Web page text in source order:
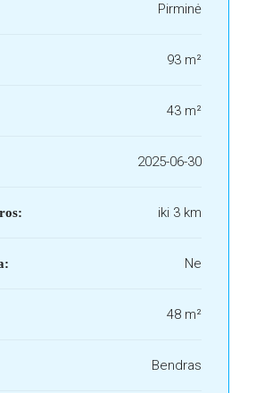
Pirminė
93 m²
43 m²
2025-06-30
iki 3 km
Ne
48 m²
Bendras